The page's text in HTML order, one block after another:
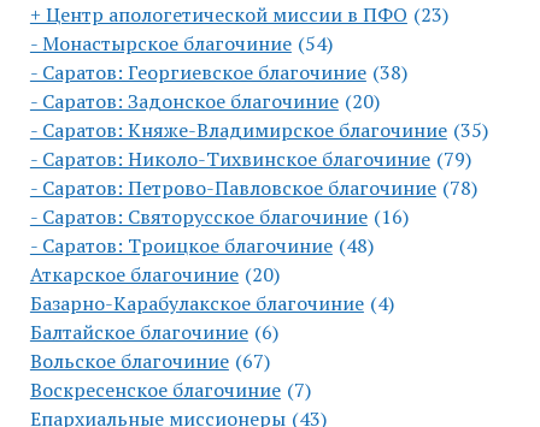
+ Центр апологетической миссии в ПФО (23)
- Монастырское благочиние (54)
- Саратов: Георгиевское благочиние (38)
- Саратов: Задонское благочиние (20)
- Саратов: Княже-Владимирское благочиние (35)
- Саратов: Николо-Тихвинское благочиние (79)
- Саратов: Петрово-Павловское благочиние (78)
- Саратов: Святорусское благочиние (16)
- Саратов: Троицкое благочиние (48)
Аткарское благочиние (20)
Базарно-Карабулакское благочиние (4)
Балтайское благочиние (6)
Вольское благочиние (67)
Воскресенское благочиние (7)
Епархиальные миссионеры (43)